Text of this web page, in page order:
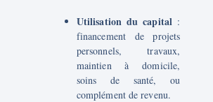
Utilisation du capital:
financement de projets
personnels, travaux,
maintien à domicile,
soins de santé, ou
complément de revenu.